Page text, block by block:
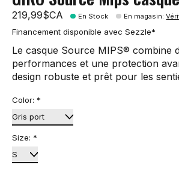
219,99$CA En Stock En magasin:
Financement disponible avec Sezzle*
Le casque Source MIPS® combine
performances et une protection
design robuste et prêt pour les
Color: *
Size: *